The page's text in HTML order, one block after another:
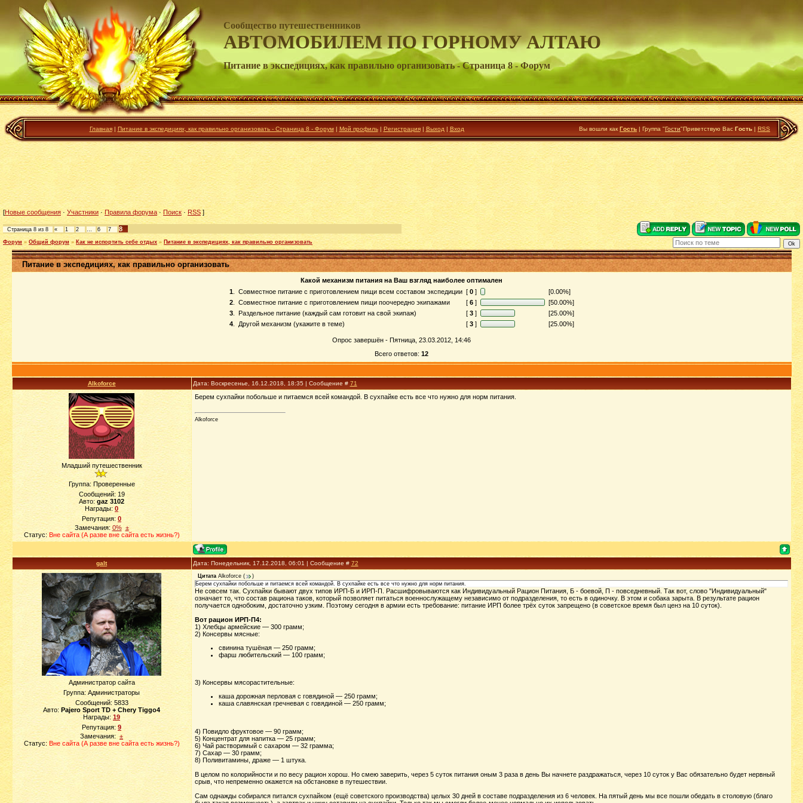
Сообщество путешественников
АВТОМОБИЛЕМ ПО ГОРНОМУ АЛТАЮ
Питание в экспедициях, как правильно организовать - Страница 8 - Форум
Главная| Питание в экспедициях, как правильно организовать - Страница 8 - Форум| Мой профиль| Регистрация| Выход | Вход Вы вошли как Гость | Группа "Гости"Приветствую Вас Гость | RSS
[Новые сообщения· Участники·Правила форума· Поиск· RSS]
Страница 8 из 8 « 1 2 … 6 7 8
Форум » Общий форум » Как не испортить себе отдых » Питание в экспедициях, как правильно организовать
Питание в экспедициях, как правильно организовать
Какой механизм питания на Ваш взгляд наиболее оптимален
1. Совместное питание с приготовлением пищи всем составом экспедиции [ 0]
[0.00%]
2. Совместное питание с приготовлением пищи поочередно экипажами [ 6]
[50.00%]
3. Раздельное питание (каждый сам готовит на свой экипаж) [ 3]
[25.00%]
4. Другой механизм (укажите в теме) [ 3] [25.00%]
Опрос завершён - Пятница, 23.03.2012, 14:46
Всего ответов: 12
Alkoforce Дата: Воскресенье, 16.12.2018, 18:35 | Сообщение # 71
Младший путешественник
Группа: Проверенные
Сообщений: 19
Авто:gaz 3102
Награды: 0
Репутация: 0
Замечания: 0% ±
Статус: Вне сайта (А разве вне сайта есть жизнь?)
Берем сухпайки побольше и питаемся всей командой. В сухпайке есть все что нужно для норм питания.
Alkoforce
galt Дата: Понедельник, 17.12.2018, 06:01 | Сообщение # 72
Администратор сайта
Группа: Администраторы
Сообщений: 5833
Авто: Pajero Sport TD + Chery Tiggo4
Награды: 19
Репутация: 9
Замечания: ±
Статус: Вне сайта (А разве вне сайта есть жизнь?)
Цитата Alkoforce(
)
Берем сухпайки побольше и питаемся всей командой. В сухпайке есть все что нужно для норм питания.
Не совсем так. Сухпайки бывают двух типов ИРП-Б и ИРП-П. Расшифровываются как Индивидуальный Рацион Питания, Б - боевой, П - повседневный. Так вот, слово "Индивидуальный"
означает то, что состав рациона таков, который позволяет питаться военнослужащему независимо от подразделения, то есть в одиночку. В этом и собака зарыта. В результате рацион
получается однобоким, достаточно узким. Поэтому сегодня в армии есть требование: питание ИРП более трёх суток запрещено (в советское время был ценз на 10 суток).
Вот рацион ИРП-П4:
1) Хлебцы армейские — 300 грамм;
2) Консервы мясные:
свинина тушёная — 250 грамм;
фарш любительский — 100 грамм;
3) Консервы мясорастительные:
каша дорожная перловая с говядиной — 250 грамм;
каша славянская гречневая с говядиной — 250 грамм;
4) Повидло фруктовое — 90 грамм;
5) Концентрат для напитка — 25 грамм;
6) Чай растворимый с сахаром — 32 грамма;
7) Сахар — 30 грамм;
8) Поливитамины, драже — 1 штука.
В целом по колорийности и по весу рацион хорош. Но смею заверить, через 5 суток питания оным 3 раза в день Вы начнете раздражаться, через 10 суток у Вас обязательно будет нервный
срыв, что непременно окажется на обстановке в путешествии.
Сам однажды собирался питался сухпайком (ещё советского производства) целых 30 дней в составе подразделения из 6 человек. На пятый день мы все пошли обедать в столовую (благо